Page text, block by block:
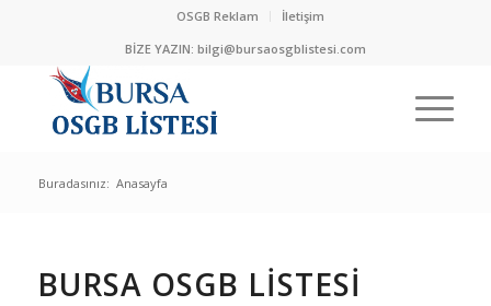
OSGB Reklam
İletişim
BİZE YAZIN: bilgi@bursaosgblistesi.com
Buradasınız: Anasayfa
BURSA OSGB LİSTESİ